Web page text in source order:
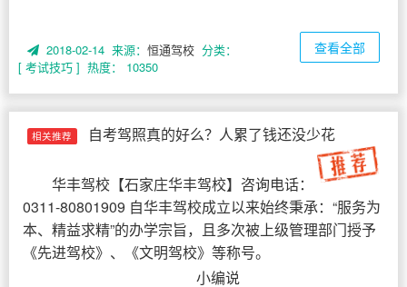
2018-02-14 来源：恒通驾校 分类：
[ 考试技巧 ] 热度： 10350
查看全部
相关推荐 自考驾照真的好么？人累了钱还没少花
华丰驾校 【石家庄华丰驾校】咨询电话：
0311-80801909 自华丰驾校成立以来始终秉承：“服务为
本、精益求精”的办学宗旨，且多次被上级管理部门授予
《先进驾校》、《文明驾校》等称号。
小编说